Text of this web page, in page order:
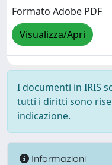
Formato Adobe PDF
Visualizza/Apri
I documenti in IRIS
tutti i diritti sono
indicazione.
Informazioni